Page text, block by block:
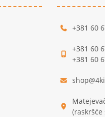
+381 60
+381 60
+381 60